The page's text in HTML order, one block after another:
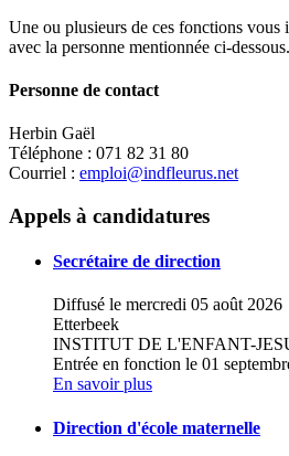
Une ou plusieurs de ces fonctions vous
avec la personne mentionnée ci-dessous.
Personne de contact
Herbin Gaël
Téléphone : 071 82 31 80
Courriel : emploi@indfleurus.net
INSTITUT NOTRE-
+
Leaflet|Map
Appels à candidatures
Secrétaire de direction
Diffusé le mercredi 05 août 2026
Etterbeek
INSTITUT DE L'ENFANT-
Entrée en fonction le 01
En savoir plus
Direction d'école maternelle